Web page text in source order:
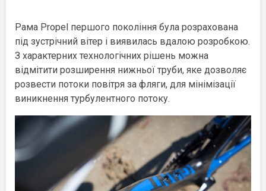
Рама Propel першого покоління була розрахована
під зустрічний вітер і виявилась вдалою розробкою.
З характерних технологічних рішень можна
відмітити розширення нижньої труби, яке дозволяє
розвести потоки повітря за фляги, для мінімізації
виникнення турбулентного потоку.